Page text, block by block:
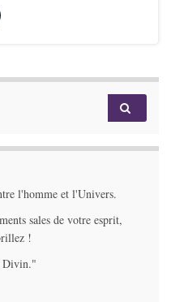
l'homme et l'Univers.
sales de votre esprit,
!
Divin."